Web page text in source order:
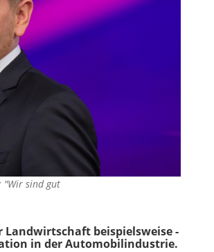
"Wir sind gut
Landwirtschaft beispielsweise -
in der Automobilindustrie.